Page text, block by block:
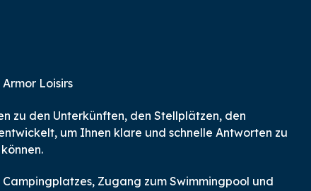
Loisirs
zu den Unterkünften, den Stellplätzen, den
um Ihnen klare und schnelle Antworten zu
Zugang zum Swimmingpool und